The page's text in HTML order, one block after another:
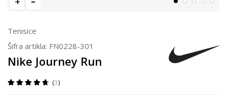
Tenisice
Šifra artikla: FN0228-301
Nike Journey Run
3